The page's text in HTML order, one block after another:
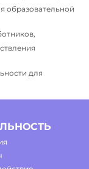
образовательной
для